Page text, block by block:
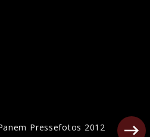
Pressefotos 2012